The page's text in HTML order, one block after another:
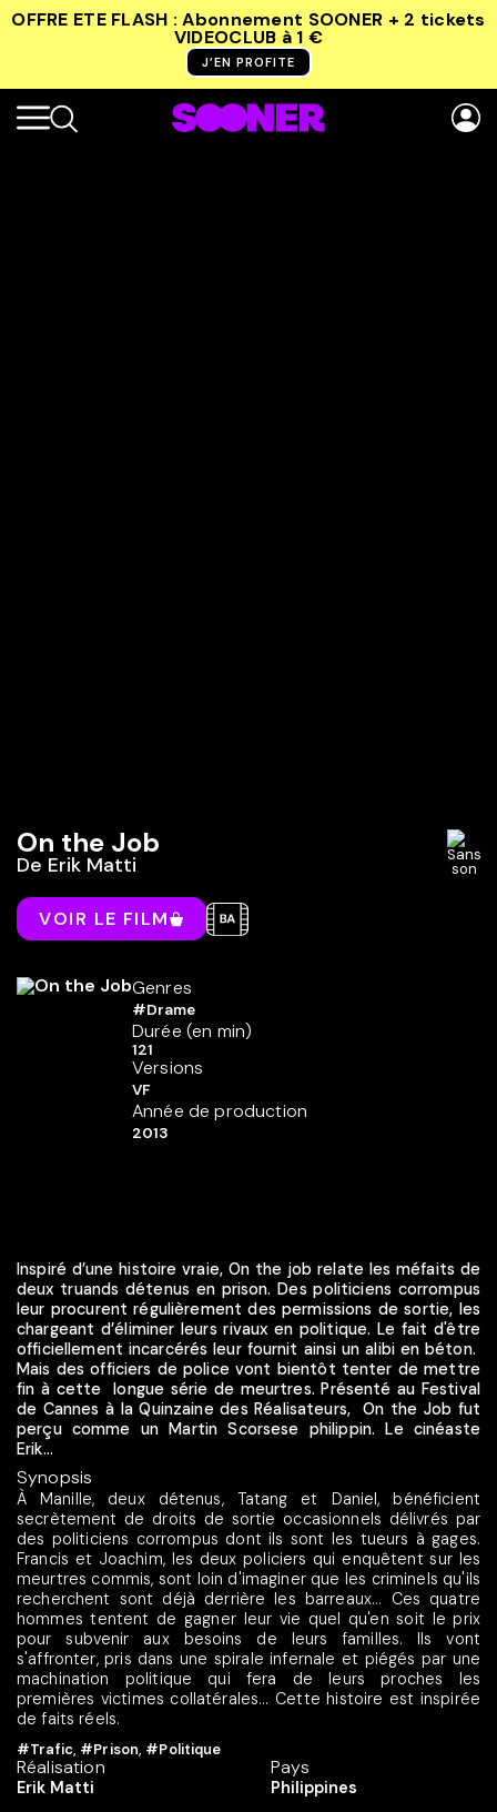
OFFRE ETE FLASH : Abonnement SOONER + 2 tickets
VIDEOCLUB à 1 €
J’EN PROFITE
On the Job
De Erik Matti
VOIR LE FILM
Genres
#Drame
Durée (en min)
121
Versions
VF
Année de production
2013
Inspiré d’une histoire vraie, On the job relate les méfaits de
deux truands détenus en prison. Des politiciens corrompus
leur procurent régulièrement des permissions de sortie, les
chargeant d’éliminer leurs rivaux en politique. Le fait d'être
officiellement incarcérés leur fournit ainsi un alibi en béton.
Mais des officiers de police vont bientôt tenter de mettre
fin à cette longue série de meurtres. Présenté au Festival
de Cannes à la Quinzaine des Réalisateurs, On the Job fut
perçu comme un Martin Scorsese philippin. Le cinéaste
Erik...
Synopsis
À Manille, deux détenus, Tatang et Daniel, bénéficient
secrètement de droits de sortie occasionnels délivrés par
des politiciens corrompus dont ils sont les tueurs à gages.
Francis et Joachim, les deux policiers qui enquêtent sur les
meurtres commis, sont loin d'imaginer que les criminels qu'ils
recherchent sont déjà derrière les barreaux... Ces quatre
hommes tentent de gagner leur vie quel qu'en soit le prix
pour subvenir aux besoins de leurs familles. Ils vont
s'affronter, pris dans une spirale infernale et piégés par une
machination politique qui fera de leurs proches les
premières victimes collatérales... Cette histoire est inspirée
de faits réels.
#Trafic, #Prison, #Politique
Réalisation
Erik Matti
Pays
Philippines